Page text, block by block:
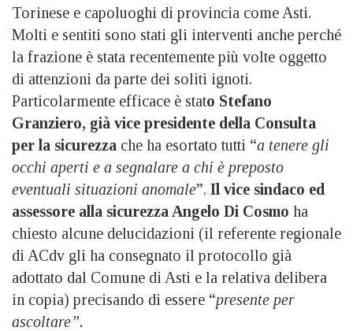
Torinese e capoluoghi di provincia come Asti.
Molti e sentiti sono stati gli interventi anche perché
la frazione è stata recentemente più volte oggetto
di attenzioni da parte dei soliti ignoti.
Particolarmente efficace è stato Stefano
Granziero, già vice presidente della Consulta
per la sicurezza che ha esortato tutti “a tenere gli
occhi aperti e a segnalare a chi è preposto
eventuali situazioni anomale”. Il vice sindaco ed
assessore alla sicurezza Angelo Di Cosmo ha
chiesto alcune delucidazioni (il referente regionale
di ACdv gli ha consegnato il protocollo già
adottato dal Comune di Asti e la relativa delibera
in copia) precisando di essere “presente per
ascoltare”.